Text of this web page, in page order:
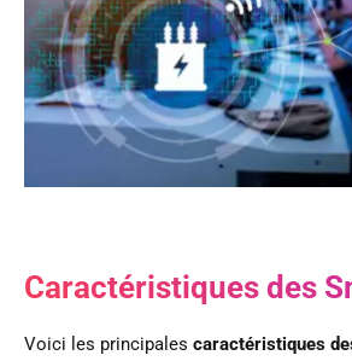
Caractéristiques des
Voici les principales caractéristiques